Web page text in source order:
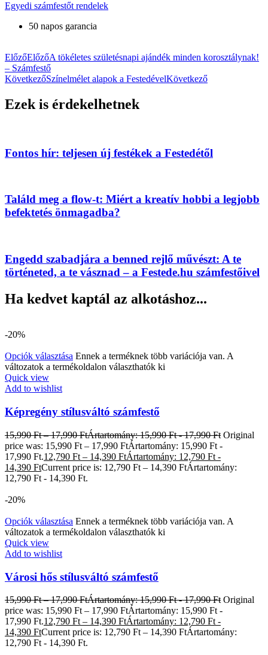
Egyedi számfestőt rendelek
50 napos garancia
ElőzőElőzőA tökéletes születésnapi ajándék minden korosztálynak!
– Számfestő
KövetkezőSzínelmélet alapok a FestedévelKövetkező
Ezek is érdekelhetnek
Fontos hír: teljesen új festékek a Festedétől
Találd meg a flow-t: Miért a kreatív hobbi a legjobb
befektetés önmagadba?
Engedd szabadjára a benned rejlő művészt: A te
történeted, a te vásznad – a Festede.hu számfestőivel
Ha kedvet kaptál az alkotáshoz...
-20%
Opciók választása Ennek a terméknek több variációja van. A
változatok a termékoldalon választhatók ki
Quick view
Add to wishlist
Képregény stílusváltó számfestő
15,990Ft – 17,990FtÁrtartomány: 15,990 Ft - 17,990 Ft Original
price was: 15,990 Ft – 17,990 FtÁrtartomány: 15,990 Ft -
17,990 Ft.12,790 Ft – 14,390 FtÁrtartomány: 12,790 Ft -
14,390 FtCurrent price is: 12,790 Ft – 14,390 FtÁrtartomány:
12,790 Ft - 14,390 Ft.
-20%
Opciók választása Ennek a terméknek több variációja van. A
változatok a termékoldalon választhatók ki
Quick view
Add to wishlist
Városi hős stílusváltó számfestő
15,990Ft – 17,990FtÁrtartomány: 15,990 Ft - 17,990 Ft Original
price was: 15,990 Ft – 17,990 FtÁrtartomány: 15,990 Ft -
17,990 Ft.12,790 Ft – 14,390 FtÁrtartomány: 12,790 Ft -
14,390 FtCurrent price is: 12,790 Ft – 14,390 FtÁrtartomány:
12,790 Ft - 14,390 Ft.